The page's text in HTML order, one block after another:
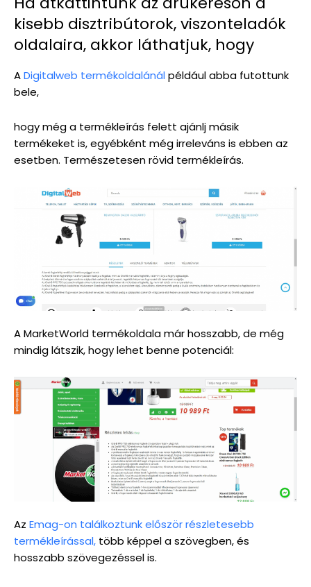
kisebb disztribútorok, viszonteladók
oldalaira, akkor láthatjuk, hogy
ADigitalweb termékoldalánálpéldául abba futottunk
bele,
hogy még a termékleírás felett ajánlj másik
termékeket is, egyébként még irreleváns is ebben az
esetben. Természetesen rövid termékleírás.
A MarketWorld termékoldala már hosszabb, de még
mindig látszik, hogy lehet benne potenciál:
Az Emag-on találkoztunk először részletesebb
termékleírással, több képpel a szövegben, és
hosszabb szövegezéssel is.